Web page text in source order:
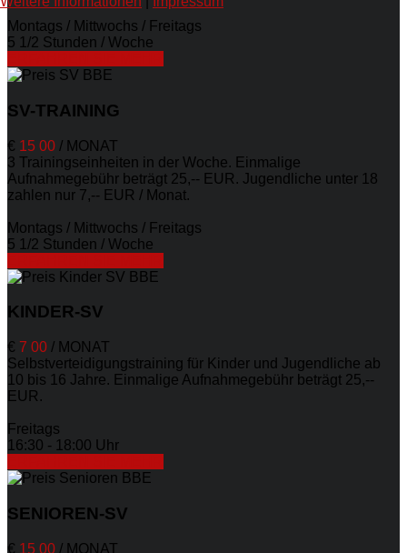
Montags / Mittwochs / Freitags
5 1/2 Stunden / Woche
SV-TRAINING
€ 15 00 / MONAT
3 Trainingseinheiten in der Woche. Einmalige
Aufnahmegebühr beträgt 25,-- EUR. Jugendliche unter 18
zahlen nur 7,-- EUR / Monat.
Montags / Mittwochs / Freitags
5 1/2 Stunden / Woche
KINDER-SV
€ 7 00 / MONAT
Selbstverteidigungstraining für Kinder und Jugendliche ab
10 bis 16 Jahre. Einmalige Aufnahmegebühr beträgt 25,--
EUR.
Freitags
16:30 - 18:00 Uhr
SENIOREN-SV
€ 15 00 / MONAT